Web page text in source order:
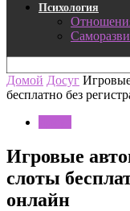
Психология
Домой Досуг
бесплатно без
Игровые
слоты
онлайн